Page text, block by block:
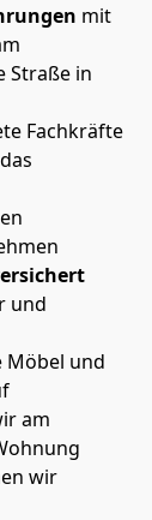
mit
Straße in
Fachkräfte
und
Möbel und
am
wir